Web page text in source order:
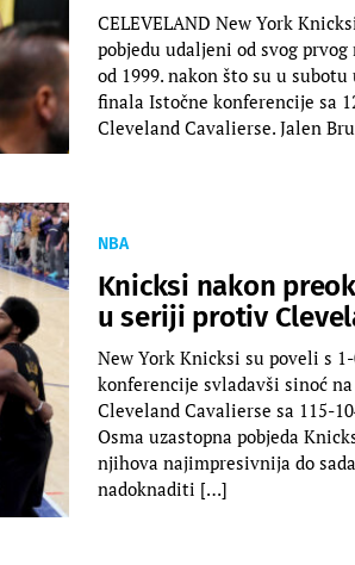
CELEVELAND New York
pobjedu udaljeni od svog
od 1999. nakon što su u
finala Istočne konferencije sa
Cleveland Cavalierse. Jalen
NBA
Knicksi nakon
u seriji protiv
New York Knicksi su poveli s
konferencije svladavši sinoć
Cleveland Cavalierse sa 115-
Osma uzastopna pobjeda
njihova najimpresivnija do
nadoknaditi […]